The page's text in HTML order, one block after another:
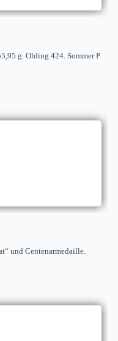
g. Olding 424. Sommer P
und Centenarmedaille.